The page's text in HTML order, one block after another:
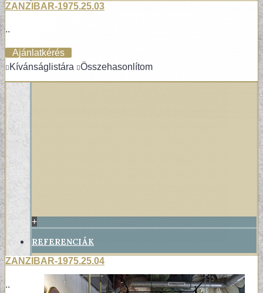
+
REFERENCIÁK
ZANZIBAR-1975.25.03
..
Ajánlatkérés
Kívánságlistára
Összehasonlítom
ZANZIBAR-1975.25.04
..